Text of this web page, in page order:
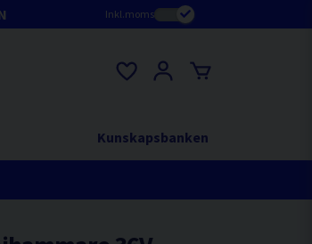
Inkl.moms
Kunskapsbanken